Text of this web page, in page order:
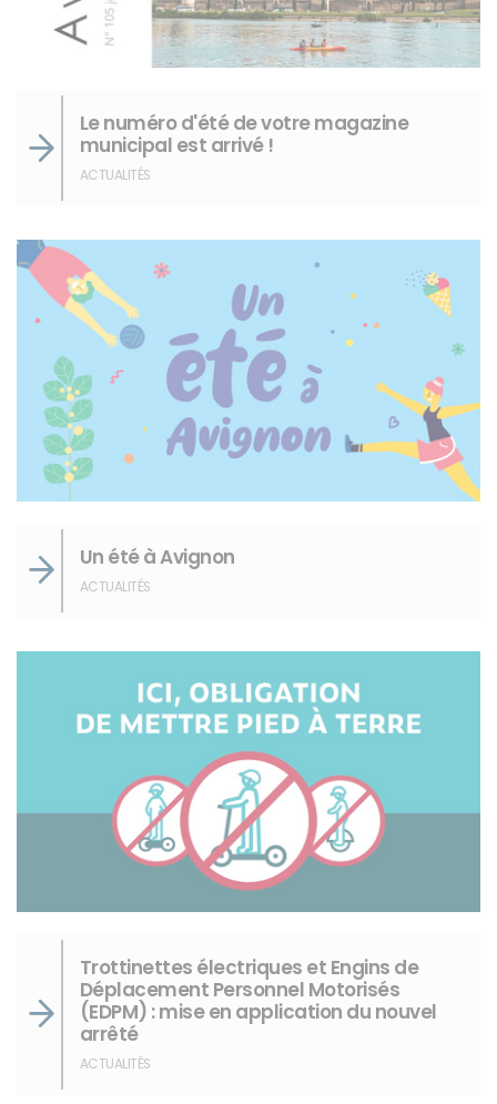
Le numéro d'été de votre magazine
municipal est arrivé !
ACTUALITÉS
Un été à Avignon
ACTUALITÉS
Trottinettes électriques et Engins de
Déplacement Personnel Motorisés
(EDPM) : mise en application du nouvel
arrêté
ACTUALITÉS